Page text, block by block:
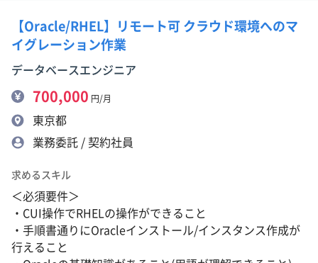
【Oracle/RHEL】リモート可 クラウド環境へのマ
イグレーション作業
データベースエンジニア
700,000 円/月
東京都
業務委託 / 契約社員
求めるスキル
＜必須要件＞
・CUI操作でRHELの操作ができること
・手順書通りにOracleインストール/インスタンス作成が
行えること